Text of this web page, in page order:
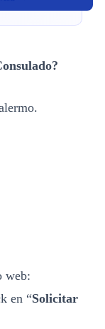
web:
en “Solicitar